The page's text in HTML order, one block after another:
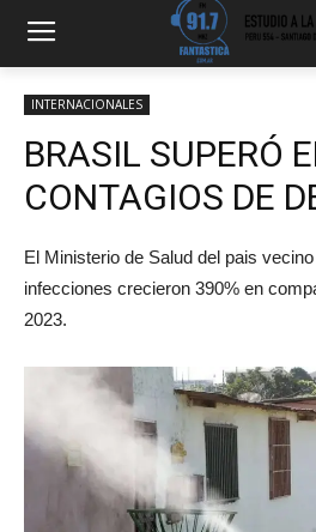
INTERNACIONALES
BRASIL SUPERÓ
CONTAGIOS DE
El Ministerio de Salud del pais
infecciones crecieron 390% en
2023.